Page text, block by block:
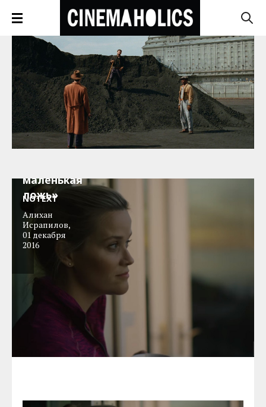
Трейлер:
маленькая
ложь»
Алихан
Исрапилов,
01 декабря
2016
NOTEXT